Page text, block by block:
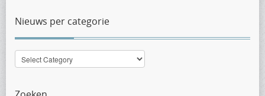
Nieuws per categorie
Nieuws
per